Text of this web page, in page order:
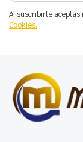
Al suscribirte
Cookies.